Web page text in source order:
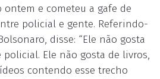
ontem e cometeu a gafe de
policial e gente. Referindo-
disse: “Ele não gosta
policial. Ele não gosta de livros,
contendo esse trecho